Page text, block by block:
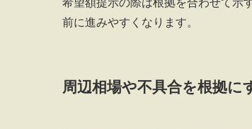
前に進みやすくなります。
周辺相場や不具合を根拠に